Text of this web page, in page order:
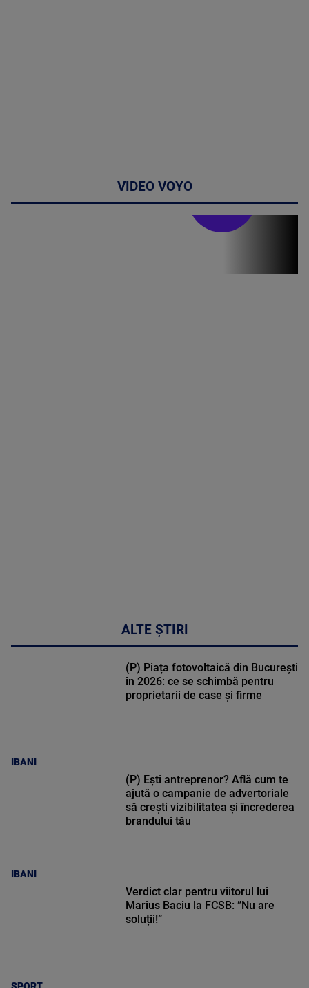
VIDEO VOYO
ALTE ȘTIRI
IBANI
(P) Piața fotovoltaică din București
în 2026: ce se schimbă pentru
proprietarii de case și firme
IBANI
(P) Ești antreprenor? Află cum te
ajută o campanie de advertoriale
să crești vizibilitatea și încrederea
brandului tău
Verdict clar pentru viitorul lui
Marius Baciu la FCSB: ”Nu are
soluții!”